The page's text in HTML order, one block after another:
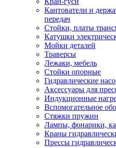
Кантователи и
передач
Стойки, платы
Катушки
Мойки деталей
Траверсы
Лежаки, мебель
Стойки опорные
Гидравлические
Аксессуары для
Индукционные
Вспомогательное
Стяжки пружин
Лампы, фонарики,
Краны
Прессы